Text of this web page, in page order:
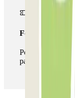
Forfait illimité
Pendant votre
parking aussi